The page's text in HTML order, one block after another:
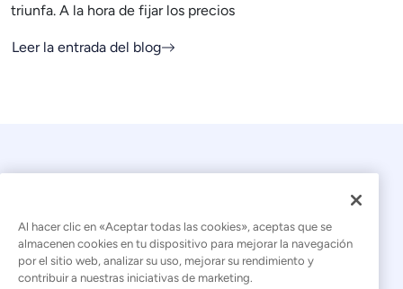
triunfa. A la hora de fijar los precios
Leer la entrada del blog
© 2026 Kaseya. Todos los derechos reservados.
Al hacer clic en «Aceptar todas las cookies», aceptas que se
almacenen cookies en tu dispositivo para mejorar la navegación
por el sitio web, analizar su uso, mejorar su rendimiento y
contribuir a nuestras iniciativas de marketing.